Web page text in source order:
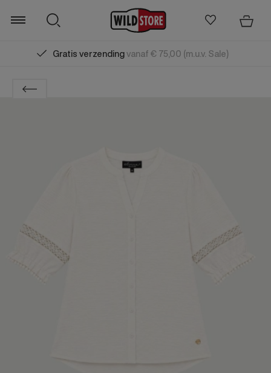
Gratis verzendingvanaf € 75,00 (m.u.v. Sale)
Zoeken